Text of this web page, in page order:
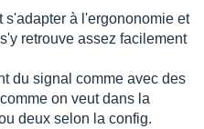
s'adapter à l'ergononomie et
retrouve assez facilement
du signal comme avec des
on veut dans la
deux selon la config.